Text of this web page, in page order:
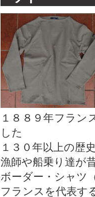
１８８９年フラン
した
１３０年以上の歴
漁師や船乗り達が
ボーダー・シャツ
フランスを代表す